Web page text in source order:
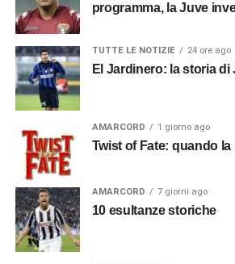
programma, la Juve
TUTTE LE NOTIZIE 24 ore ago
El Jardinero: la storia di
AMARCORD 1 giorno ago
Twist of Fate: quando
AMARCORD 7 giorni ago
10 esultanze storiche